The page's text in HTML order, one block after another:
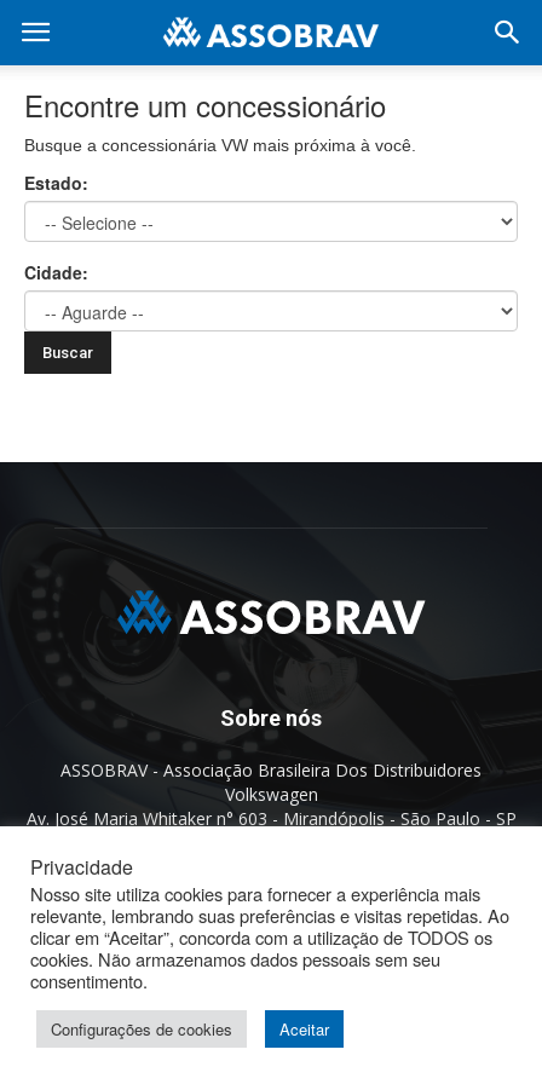
Encontre um concessionário
Busque a concessionária VW mais próxima à você.
Estado:
Cidade:
Sobre nós
ASSOBRAV - Associação Brasileira Dos Distribuidores
Volkswagen
Av. José Maria Whitaker n° 603 - Mirandópolis - São Paulo - SP
Política de Privacidade
© ASSOBRAV 2025 - Todos os direitos reservados
Privacidade
Nosso site utiliza cookies para fornecer a experiência mais
relevante, lembrando suas preferências e visitas repetidas. Ao
clicar em “Aceitar”, concorda com a utilização de TODOS os
cookies. Não armazenamos dados pessoais sem seu
consentimento.
Configurações de cookies Aceitar